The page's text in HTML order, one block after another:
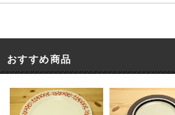
おすすめ商品